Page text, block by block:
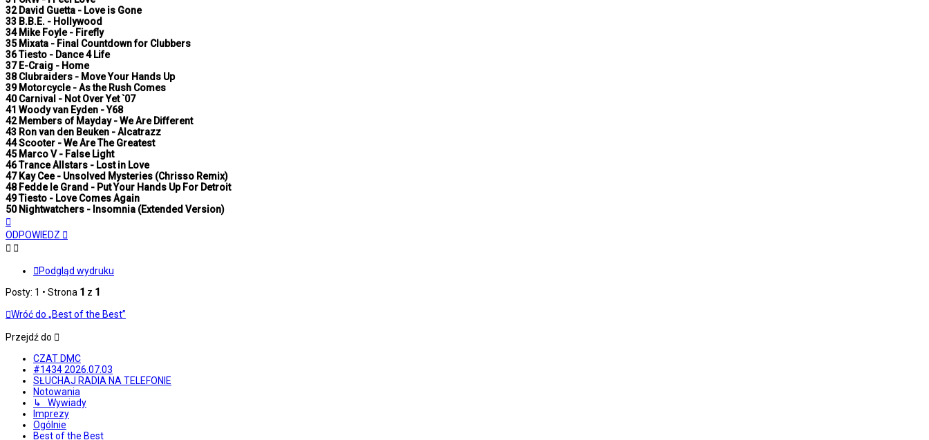
32 David Guetta - Love is Gone
33 B.B.E. - Hollywood
34 Mike Foyle - Firefly
35 Mixata - Final Countdown for Clubbers
36 Tiesto - Dance 4 Life
37 E-Craig - Home
38 Clubraiders - Move Your Hands Up
39 Motorcycle - As the Rush Comes
40 Carnival - Not Over Yet `07
41 Woody van Eyden - Y68
42 Members of Mayday - We Are Different
43 Ron van den Beuken - Alcatrazz
44 Scooter - We Are The Greatest
45 Marco V - False Light
46 Trance Allstars - Lost in Love
47 Kay Cee - Unsolved Mysteries (Chrisso Remix)
48 Fedde le Grand - Put Your Hands Up For Detroit
49 Tiesto - Love Comes Again
50 Nightwatchers - Insomnia (Extended Version)
górę
ODPOWIEDZ
Podgląd wydruku
Posty: 1 • Strona 1 z 1
Wróć do „Best of the Best”
Przejdź do
CZAT DMC
#1434 2026.07.03
SŁUCHAJ RADIA NA TELEFONIE
Notowania
↳ Wywiady
Imprezy
Ogólnie
Best of the Best